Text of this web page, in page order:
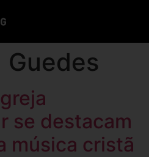
Guedes
se destacam
música cristã